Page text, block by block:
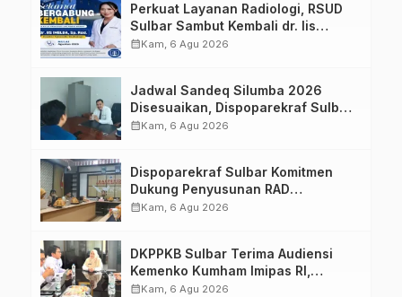
Perkuat Layanan Radiologi, RSUD
Sulbar Sambut Kembali dr. Iis
Imelda, Sp.Rad
calendar_monthKam, 6 Agu 2026
Jadwal Sandeq Silumba 2026
Disesuaikan, Dispoparekraf Sulbar
Pastikan Persiapan Tetap
calendar_monthKam, 6 Agu 2026
Dispoparekraf Sulbar Komitmen
Dukung Penyusunan RAD
TPB/SDGs Sulawesi Barat
calendar_monthKam, 6 Agu 2026
DKPPKB Sulbar Terima Audiensi
Kemenko Kumham Imipas RI,
Perkuat Pelayanan Kesehatan bagi
calendar_monthKam, 6 Agu 2026